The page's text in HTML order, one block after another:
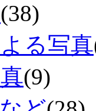
(38)
る写真
(9)